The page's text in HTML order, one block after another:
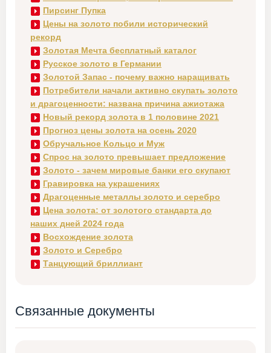
Пирсинг Пупка
Цены на золото побили исторический
рекорд
Золотая Мечта бесплатный каталог
Русское золото в Германии
Золотой Запас - почему важно наращивать
Потребители начали активно скупать золото
и драгоценности: названа причина ажиотажа
Новый рекорд золота в 1 половине 2021
Прогноз цены золота на осень 2020
Обручальное Кольцо и Муж
Спрос на золото превышает предложение
Золото - зачем мировые банки его скупают
Гравировка на украшениях
Драгоценные металлы золото и серебро
Цена золота: от золотого стандарта до
наших дней 2024 года
Восхождение золота
Золото и Серебро
Танцующий бриллиант
Связанные документы